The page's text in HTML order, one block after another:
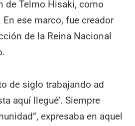
de Telmo Hisaki, como
ese marco, fue creador
de la Reina Nacional
de siglo trabajando ad
aquí llegué’. Siempre
expresaba en aquel